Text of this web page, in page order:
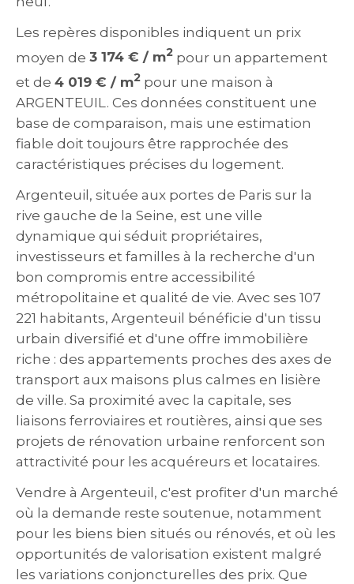
Les repères disponibles indiquent un prix
moyen de 3 174 € / m2 pour un appartement
et de 4 019 € / m2 pour une maison à
ARGENTEUIL. Ces données constituent une
base de comparaison, mais une estimation
fiable doit toujours être rapprochée des
caractéristiques précises du logement.
Argenteuil, située aux portes de Paris sur la
rive gauche de la Seine, est une ville
dynamique qui séduit propriétaires,
investisseurs et familles à la recherche d'un
bon compromis entre accessibilité
métropolitaine et qualité de vie. Avec ses 107
221 habitants, Argenteuil bénéficie d'un tissu
urbain diversifié et d'une offre immobilière
riche : des appartements proches des axes de
transport aux maisons plus calmes en lisière
de ville. Sa proximité avec la capitale, ses
liaisons ferroviaires et routières, ainsi que ses
projets de rénovation urbaine renforcent son
attractivité pour les acquéreurs et locataires.
Vendre à Argenteuil, c'est profiter d'un marché
où la demande reste soutenue, notamment
pour les biens bien situés ou rénovés, et où les
opportunités de valorisation existent malgré
les variations conjoncturelles des prix. Que